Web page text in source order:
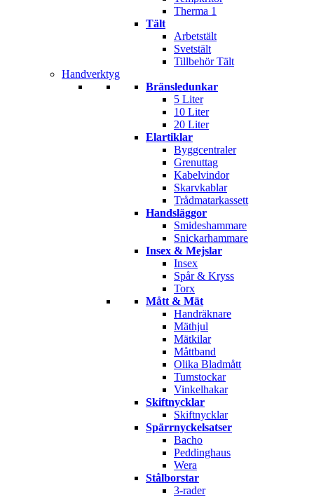
Therma 1
Tält
Arbetstält
Svetstält
Tillbehör Tält
Handverktyg
Bränsledunkar
5 Liter
10 Liter
20 Liter
Elartiklar
Byggcentraler
Grenuttag
Kabelvindor
Skarvkablar
Trådmatarkassett
Handsläggor
Smideshammare
Snickarhammare
Insex & Mejslar
Insex
Spår & Kryss
Torx
Mått & Mät
Handräknare
Mäthjul
Mätkilar
Måttband
Olika Bladmått
Tumstockar
Vinkelhakar
Skiftnycklar
Skiftnycklar
Spärrnyckelsatser
Bacho
Peddinghaus
Wera
Stålborstar
3-rader